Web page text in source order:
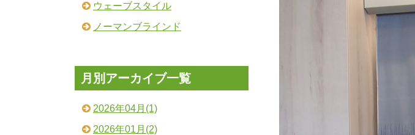
ウェーブスタイル
ノーマンブラインド
月別アーカイブ一覧
2026年04月(1)
2026年01月(2)